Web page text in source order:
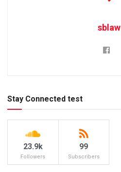
sblaw
Stay Connected test
23.9k
Followers
99
Subscribers